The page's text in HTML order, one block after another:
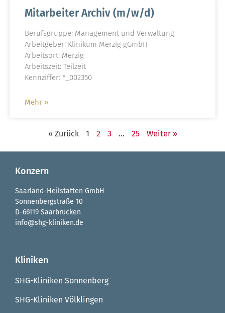
Mitarbeiter Archiv (m/w/d)
Berufsgruppe: Management und Verwaltung
Arbeitgeber: Klinikum Merzig gGmbH
Arbeitsort: Merzig
Arbeitszeit: Teilzeit
Kennziffer: *_002350
Mehr »
« Zurück 1 2 3 … 25 Weiter »
Konzern
Saarland-Heilstätten GmbH
Sonnenbergstraße 10
D-66119 Saarbrücken
info@shg-kliniken.de
Kliniken
SHG-Kliniken Sonnenberg
SHG-Kliniken Völklingen